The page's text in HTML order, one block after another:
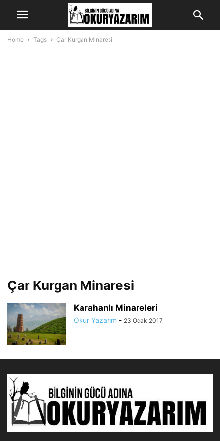
Home Tags Çar Kurgan Minaresi
Çar Kurgan Minaresi
Karahanlı Minareleri
Okur Yazarım - 23 Ocak 2017